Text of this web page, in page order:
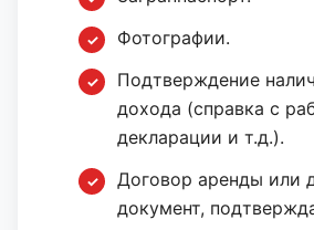
Фотографии.
Подтверждение
дохода (справка с
декларации и т.д.).
Договор аренды или
документ,